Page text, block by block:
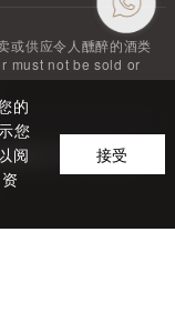
的
您
阅
接受
或供应令人醺醉的酒类
must not be sold or
限公司 All Rights